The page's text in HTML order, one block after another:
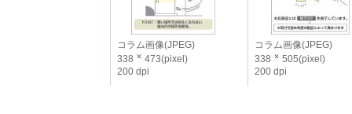
コラム画像(JPEG)
338
473(pixel)
200 dpi
コラム画像(JPEG)
338
505(pixel)
200 dpi